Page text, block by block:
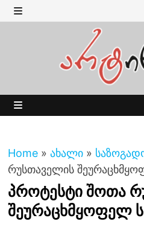
Skip
to MENU
Home » ახალი »
რუსთაველის
პროტესტი შოთა
შეურაცხმყოფელ